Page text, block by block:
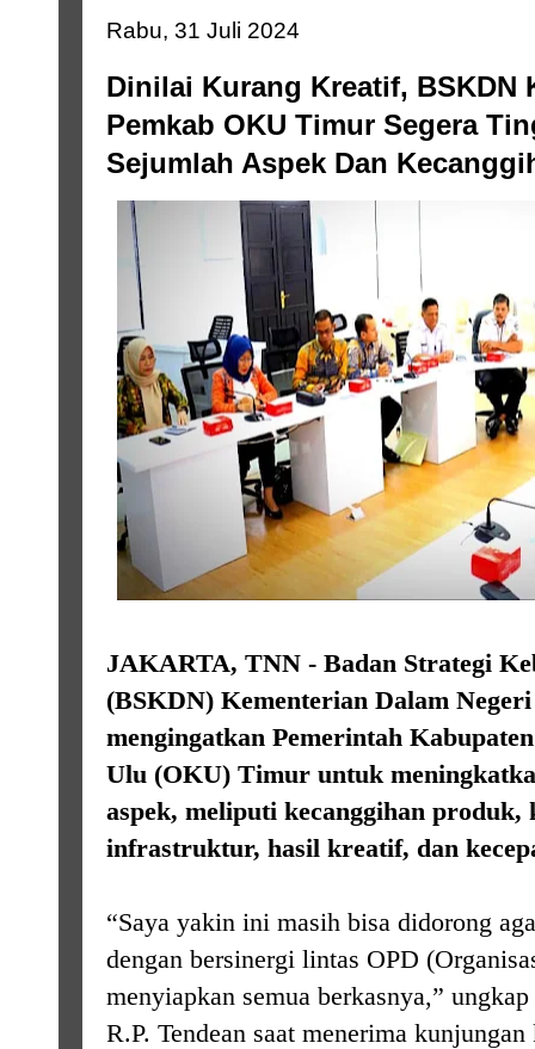
Rabu, 31 Juli 2024
Dinilai Kurang Kreatif, BSKDN
Pemkab OKU Timur Segera
Sejumlah Aspek Dan
JAKARTA, TNN - Badan Strategi
(BSKDN) Kementerian Dalam
mengingatkan Pemerintah
Ulu (OKU) Timur untuk
aspek, meliputi kecanggihan produk,
infrastruktur, hasil kreatif, dan
“Saya yakin ini masih bisa didorong
dengan bersinergi lintas OPD
menyiapkan semua berkasnya,”
R.P. Tendean saat menerima